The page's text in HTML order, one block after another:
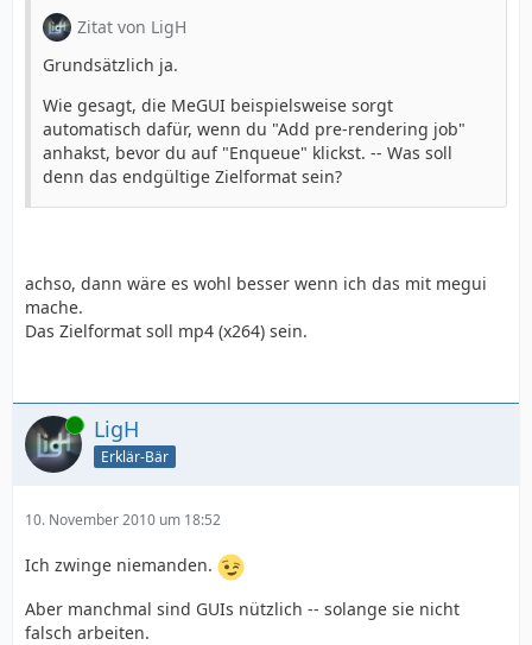
Zitat von LigH
Grundsätzlich ja.
Wie gesagt, die MeGUI beispielsweise sorgt
automatisch dafür, wenn du "Add pre-rendering job"
anhakst, bevor du auf "Enqueue" klickst. -- Was soll
denn das endgültige Zielformat sein?
achso, dann wäre es wohl besser wenn ich das mit megui
mache.
Das Zielformat soll mp4 (x264) sein.
Online LigH
Erklär-Bär
10. November 2010 um 18:52
Ich zwinge niemanden.
Aber manchmal sind GUIs nützlich -- solange sie nicht
falsch arbeiten.